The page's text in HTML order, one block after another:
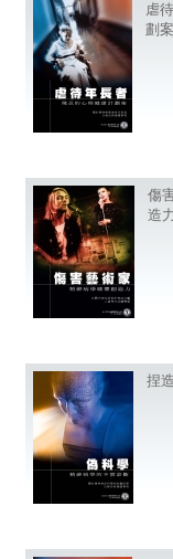
虐
劃案
傷
造力
捏